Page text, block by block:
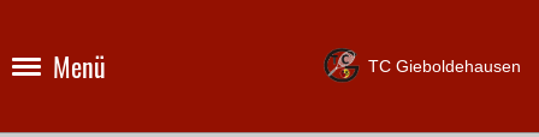
Menü TC Gieboldehausen